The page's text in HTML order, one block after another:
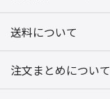
送料について
注文まとめについて